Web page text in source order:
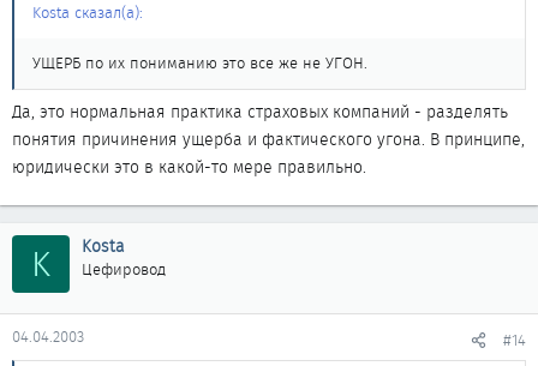
Kosta сказал(а):
УЩЕРБ по их пониманию это все же не УГОН.
Да, это нормальная практика страховых компаний - разделять
понятия причинения ущерба и фактического угона. В принципе,
юридически это в какой-то мере правильно.
K Kosta
Цефировод
04.04.2003 #14